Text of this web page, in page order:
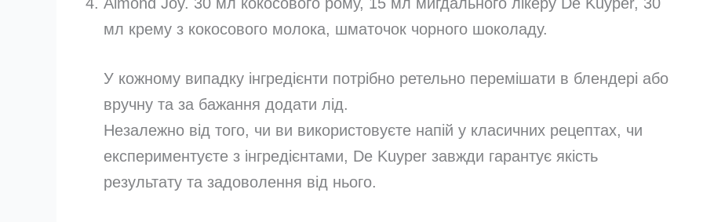
мл крему з кокосового молока, шматочок чорного шоколаду.
У кожному випадку інгредієнти потрібно ретельно перемішати в блендері або
вручну та за бажання додати лід.
Незалежно від того, чи ви використовуєте напій у класичних рецептах, чи
експериментуєте з інгредієнтами, De Kuyper завжди гарантує якість
результату та задоволення від нього.